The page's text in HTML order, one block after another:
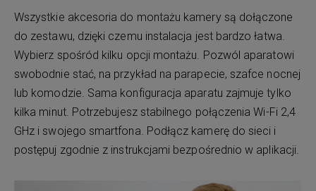
Wszystkie akcesoria do montażu kamery są dołączone
do zestawu, dzięki czemu instalacja jest bardzo łatwa.
Wybierz spośród kilku opcji montażu. Pozwól aparatowi
swobodnie stać, na przykład na parapecie, szafce nocnej
lub komodzie. Sama konfiguracja aparatu zajmuje tylko
kilka minut. Potrzebujesz stabilnego połączenia Wi-Fi 2,4
GHz i swojego smartfona. Podłącz kamerę do sieci i
postępuj zgodnie z instrukcjami bezpośrednio w aplikacji.